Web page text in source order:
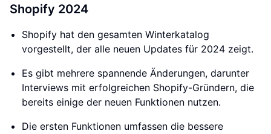
Shopify 2024
Shopify hat den gesamten Winterkatalog
vorgestellt, der alle neuen Updates für 2024 zeigt.
Es gibt mehrere spannende Änderungen, darunter
Interviews mit erfolgreichen Shopify-Gründern, die
bereits einige der neuen Funktionen nutzen.
Die ersten Funktionen umfassen die bessere